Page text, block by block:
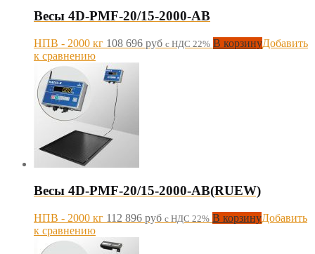
Весы 4D-PMF-20/15-2000-AB
НПВ - 2000 кг 108 696 руб с НДС 22% В корзинуДобавить
к сравнению
Весы 4D-PMF-20/15-2000-AB(RUEW)
НПВ - 2000 кг 112 896 руб с НДС 22% В корзинуДобавить
к сравнению